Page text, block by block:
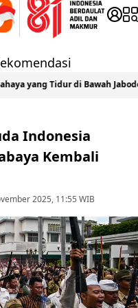
Tidur di Bawah Jabodetabek
Indonesia
Kembali
2025, 11:55 WIB